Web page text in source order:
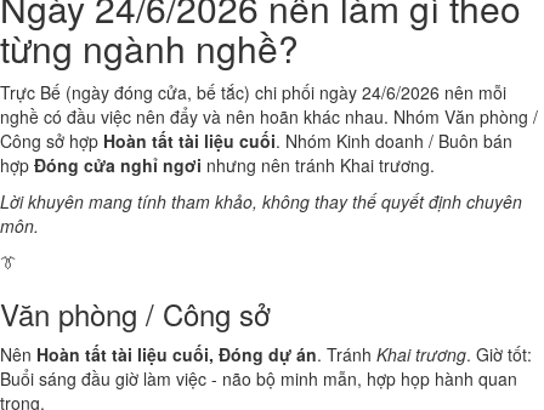
từng ngành nghề?
Trực Bế (ngày đóng cửa, bế tắc) chi phối ngày 24/6/2026 nên mỗi
nghề có đầu việc nên đẩy và nên hoãn khác nhau. Nhóm Văn phòng /
Công sở hợp Hoàn tất tài liệu cuối. Nhóm Kinh doanh / Buôn bán
hợp Đóng cửa nghỉ ngơi nhưng nên tránh Khai trương.
Lời khuyên mang tính tham khảo, không thay thế quyết định chuyên
môn.
👔
Văn phòng / Công sở
Nên Hoàn tất tài liệu cuối, Đóng dự án. Tránh Khai trương. Giờ tốt:
Buổi sáng đầu giờ làm việc - não bộ minh mẫn, hợp họp hành quan
trọng.